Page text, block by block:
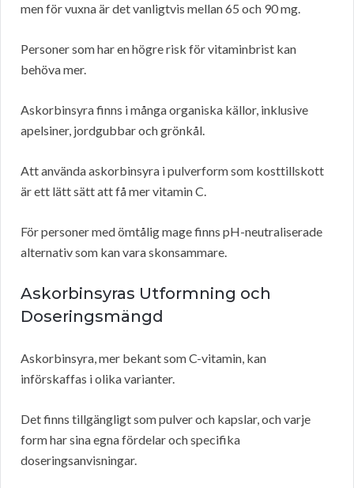
men för vuxna är det vanligtvis mellan 65 och 90 mg.
Personer som har en högre risk för vitaminbrist kan
behöva mer.
Askorbinsyra finns i många organiska källor, inklusive
apelsiner, jordgubbar och grönkål.
Att använda askorbinsyra i pulverform som kosttillskott
är ett lätt sätt att få mer vitamin C.
För personer med ömtålig mage finns pH-neutraliserade
alternativ som kan vara skonsammare.
Askorbinsyras Utformning och
Doseringsmängd
Askorbinsyra, mer bekant som C-vitamin, kan
införskaffas i olika varianter.
Det finns tillgängligt som pulver och kapslar, och varje
form har sina egna fördelar och specifika
doseringsanvisningar.